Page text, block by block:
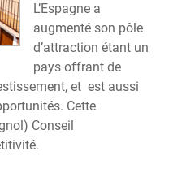
L’Espagne a
augmenté son pôle
d’attraction étant un
pays offrant de
et est aussi
Cette
Conseil